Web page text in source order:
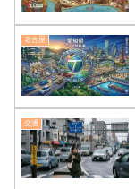
名古屋
交通